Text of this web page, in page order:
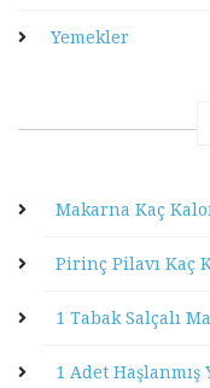
Yemekler
Makarna Kaç
Pirinç Pilavı Kaç
1 Tabak Salçalı
1 Adet